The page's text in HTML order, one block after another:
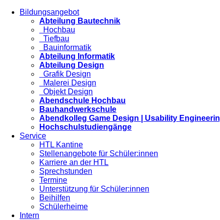
Bildungsangebot
Abteilung Bautechnik
Hochbau
Tiefbau
Bauinformatik
Abteilung Informatik
Abteilung Design
Grafik Design
Malerei Design
Objekt Design
Abendschule Hochbau
Bauhandwerkschule
Abendkolleg Game Design | Usability
Hochschulstudiengänge
Service
HTL Kantine
Stellenangebote für Schüler:innen
Karriere an der HTL
Sprechstunden
Termine
Unterstützung für Schüler:innen
Beihilfen
Schülerheime
Intern